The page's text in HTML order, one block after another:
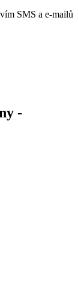
SMS a e-mailů
-